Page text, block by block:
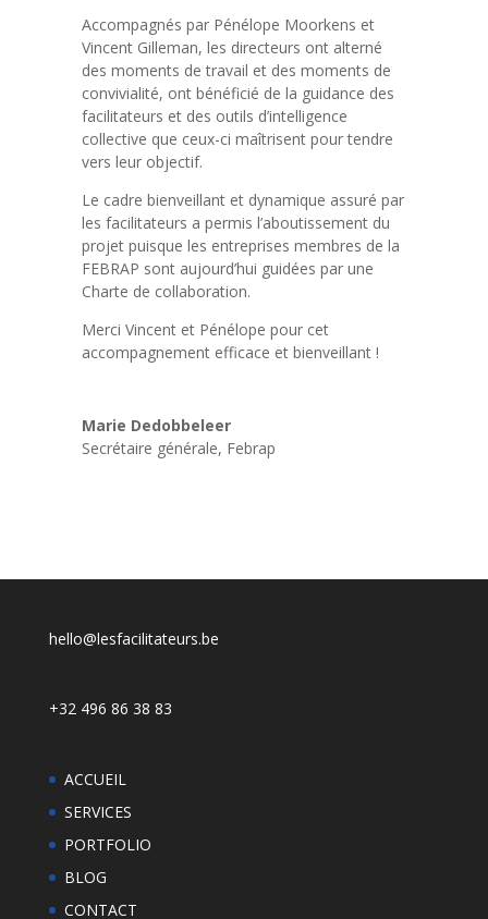
Accompagnés par Pénélope Moorkens et
Vincent Gilleman, les directeurs ont alterné
des moments de travail et des moments de
convivialité, ont bénéficié de la guidance des
facilitateurs et des outils d’intelligence
collective que ceux-ci maîtrisent pour tendre
vers leur objectif.
Le cadre bienveillant et dynamique assuré par
les facilitateurs a permis l’aboutissement du
projet puisque les entreprises membres de la
FEBRAP sont aujourd’hui guidées par une
Charte de collaboration.
Merci Vincent et Pénélope pour cet
accompagnement efficace et bienveillant !
Marie Dedobbeleer
Secrétaire générale, Febrap
hello@lesfacilitateurs.be
+32 496 86 38 83
ACCUEIL
SERVICES
PORTFOLIO
BLOG
CONTACT